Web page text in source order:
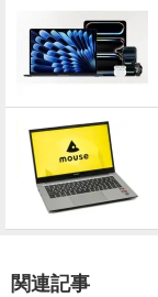
関連記事